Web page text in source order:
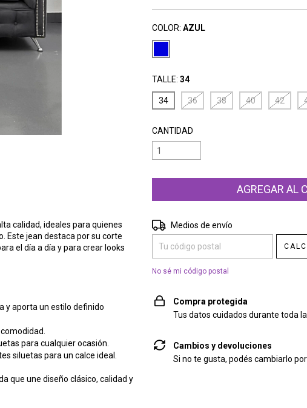
calidad, ideales para quienes
Este jean destaca por su corte
el día a día y para crear looks
aporta un estilo definido
para cualquier ocasión.
siluetas para un calce ideal.
que une diseño clásico, calidad y
COLOR: AZUL
TALLE: 34
34 36 38 40 42
CANTIDAD
Entregas para el CP:
Medios de envío
No sé mi código postal
Compra protegida
Tus datos cuidados durante toda
Cambios y devoluciones
Si no te gusta, podés cambiarlo